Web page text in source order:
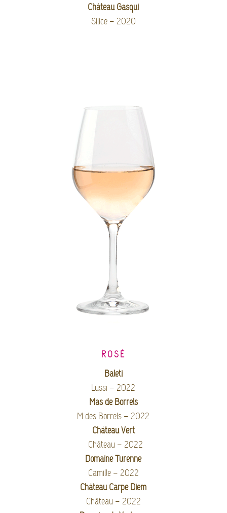
Château Gasqui
Silice – 2020
ROSÉ
Baleti
Lussi – 2022
Mas de Borrels
M des Borrels – 2022
Château Vert
Château – 2022
Domaine Turenne
Camille – 2022
Château Carpe Diem
Château – 2022